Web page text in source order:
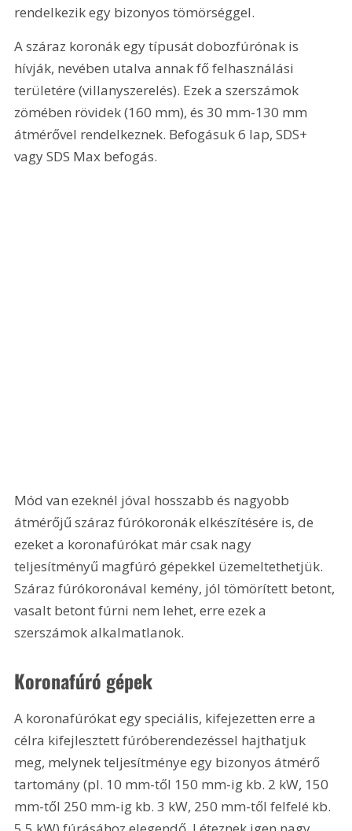
rendelkezik egy bizonyos tömörséggel.
A száraz koronák egy típusát dobozfúrónak is
hívják, nevében utalva annak fő felhasználási
területére (villanyszerelés). Ezek a szerszámok
zömében rövidek (160 mm), és 30 mm-130 mm
átmérővel rendelkeznek. Befogásuk 6 lap, SDS+
vagy SDS Max befogás.
Mód van ezeknél jóval hosszabb és nagyobb
átmérőjű száraz fúrókoronák elkészítésére is, de
ezeket a koronafúrókat már csak nagy
teljesítményű magfúró gépekkel üzemeltethetjük.
Száraz fúrókoronával kemény, jól tömörített betont,
vasalt betont fúrni nem lehet, erre ezek a
szerszámok alkalmatlanok.
Koronafúró gépek
A koronafúrókat egy speciális, kifejezetten erre a
célra kifejlesztett fúróberendezéssel hajthatjuk
meg, melynek teljesítménye egy bizonyos átmérő
tartomány (pl. 10 mm-től 150 mm-ig kb. 2 kW, 150
mm-től 250 mm-ig kb. 3 kW, 250 mm-től felfelé kb.